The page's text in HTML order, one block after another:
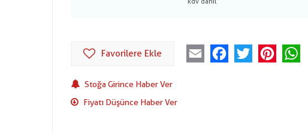
Favorilere Ekle Email FacebookTwitter Pinterest
Stoğa Girince Haber Ver
Fiyatı Düşünce Haber Ver